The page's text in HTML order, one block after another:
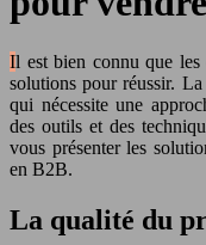
Il est bien connu que les entreprises B2B ont besoin de différentes
solutions pour réussir.
qui nécessite une
des outils et des
vous présenter les
en B2B.
La qualité du